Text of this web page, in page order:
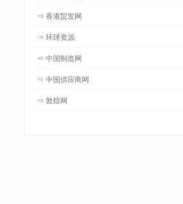
⇒ 香港贸发网
⇒ 环球资源
⇒ 中国制造网
⇒ 中国供应商网
⇒ 敦煌网